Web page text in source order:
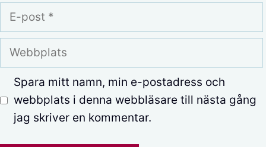
E-
post
Webbplats
Spara mitt namn, min e-postadress och
webbplats i denna webbläsare till nästa gång
jag skriver en kommentar.